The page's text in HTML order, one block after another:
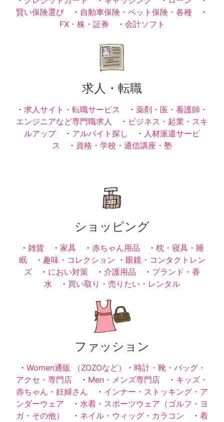
賢い保険選び ・ 自動車保険・ペット保険・各種 ・
FX・株・証券 ・ 会計ソフト
求人・転職
・ 求人サイト・転職サービス ・ 薬剤・医・看護師・
エンジニアなど専門職求人
・ ビジネス・起業・スキ
ルアップ・ アルバイト探し ・ 人材派遣サービ
ス ・ 資格・学校・通信講座・塾
ショッピング
・ 雑貨 ・ 家具 ・ 赤ちゃん用品 ・ 枕・寝具・睡
眠・ 趣味・コレクション ・ 眼鏡・コンタクトレン
ズ ・ におい対策 ・ 介護用品 ・ ブランド・香
水 ・ 買い取り・売りたい・レンタル
ファッション
・ Women通販 （ZOZOなど） ・ 時計・靴・バッグ・
アクセ・専門店 ・ Men・メンズ専門店 ・ キッズ・
赤ちゃん・妊婦さん ・ インナー・ストッキング・ア
ンダーウェア ・ 水着・スポーツウェア（ゴルフ・ヨ
ガ・その他）
・ ネイル・ウィッグ・カラコン ・ 着